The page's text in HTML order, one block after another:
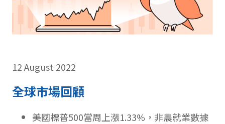
12 August 2022
全球市場回顧
美國標普500當周上漲1.33%，非農就業數據